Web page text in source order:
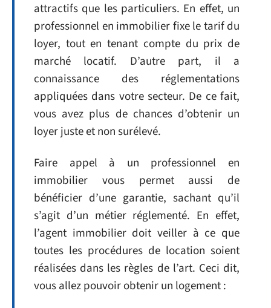
attractifs que les particuliers. En effet, un
professionnel en immobilier fixe le tarif du
loyer, tout en tenant compte du prix de
marché locatif. D’autre part, il a
connaissance des réglementations
appliquées dans votre secteur. De ce fait,
vous avez plus de chances d’obtenir un
loyer juste et non surélevé.
Faire appel à un professionnel en
immobilier vous permet aussi de
bénéficier d’une garantie, sachant qu’il
s’agit d’un métier réglementé. En effet,
l’agent immobilier doit veiller à ce que
toutes les procédures de location soient
réalisées dans les règles de l’art. Ceci dit,
vous allez pouvoir obtenir un logement :